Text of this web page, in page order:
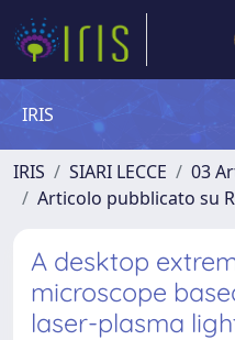
IRIS
IRIS SIARI LECCE
03
Articolo pubblicato su
A desktop
microscope
laser-plasma